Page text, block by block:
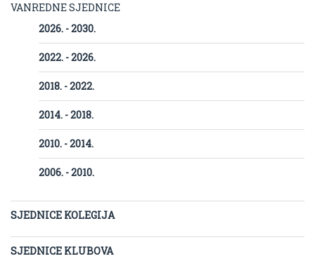
VANREDNE SJEDNICE
2026. - 2030.
2022. - 2026.
2018. - 2022.
2014. - 2018.
2010. - 2014.
2006. - 2010.
SJEDNICE KOLEGIJA
SJEDNICE KLUBOVA